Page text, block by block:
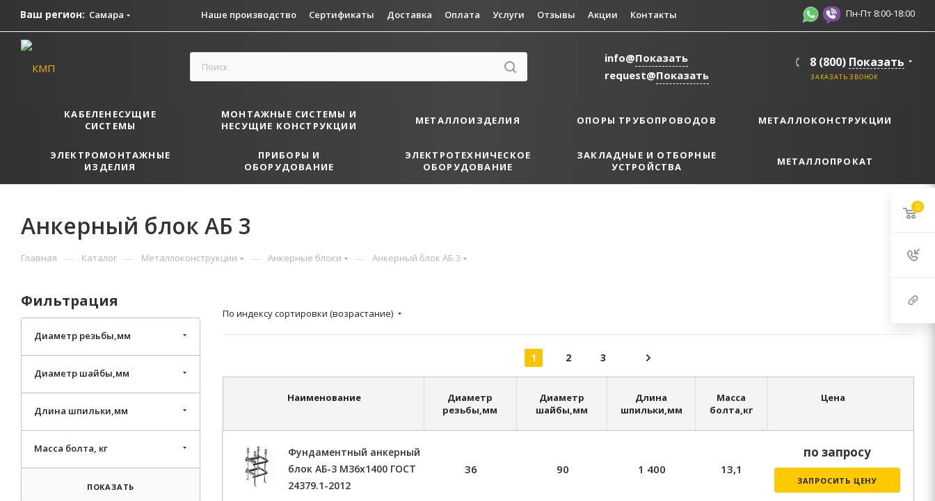
Ваш регион: Самара Наше производство Сертификаты Доставка Оплата Услуги Отзывы Акции Контакты Пн-Пт 8:00-18:00
info@Показать
request@Показать
8 (800) Показать
ЗАКАЗАТЬ ЗВОНОК
КАБЕЛЕНЕСУЩИЕ
СИСТЕМЫ
МОНТАЖНЫЕ СИСТЕМЫ И
НЕСУЩИЕ КОНСТРУКЦИИ
МЕТАЛЛОИЗДЕЛИЯ ОПОРЫ ТРУБОПРОВОДОВ МЕТАЛЛОКОНСТРУКЦИИ
ЭЛЕКТРОМОНТАЖНЫЕ
ИЗДЕЛИЯ
ПРИБОРЫ И
ОБОРУДОВАНИЕ
ЭЛЕКТРОТЕХНИЧЕСКОЕ
ОБОРУДОВАНИЕ
ЗАКЛАДНЫЕ И ОТБОРНЫЕ
УСТРОЙСТВА
МЕТАЛЛОПРОКАТ
Анкерный блок АБ 3
Главная — Каталог — Металлоконструкции — Анкерные блоки — Анкерный блок АБ 3
По индексу сортировки (возрастание)
1 2 3
Наименование
Диаметр
резьбы,мм
Диаметр
шайбы,мм
Длина
шпильки,мм
Масса
болта,кг
Цена
Фундаментный анкерный
блок АБ-3 М36х1400 ГОСТ
24379.1-2012
36 90 1 400 13,1
по запросу
ЗАПРОСИТЬ ЦЕНУ
Фильтрация
Диаметр резьбы,мм
Диаметр шайбы,мм
Длина шпильки,мм
Масса болта, кг
ПОКАЗАТЬ
0